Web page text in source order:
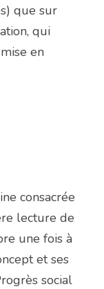
que sur
qui
en
consacrée
lecture de
une fois à
et ses
social